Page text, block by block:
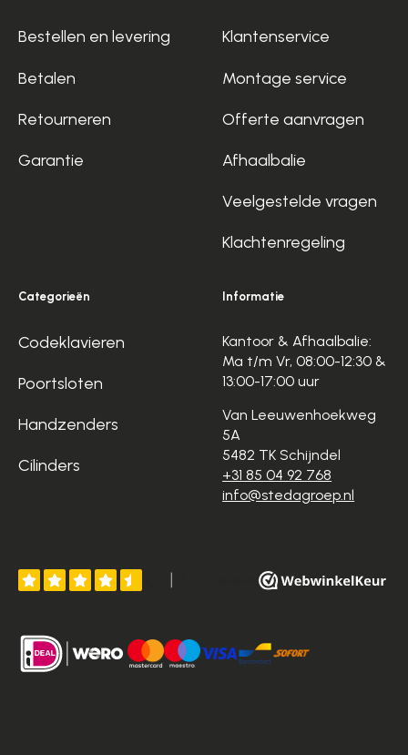
Bestellen en levering
Betalen
Retourneren
Garantie
Klantenservice
Montage service
Offerte aanvragen
Afhaalbalie
Veelgestelde vragen
Klachtenregeling
Categorieën
Codeklavieren
Poortsloten
Handzenders
Cilinders
Informatie
Kantoor & Afhaalbalie:
Ma t/m Vr, 08:00-12:30 &
13:00-17:00 uur
Van Leeuwenhoekweg
5A
5482 TK Schijndel
+31 85 04 92 768
info@stedagroep.nl